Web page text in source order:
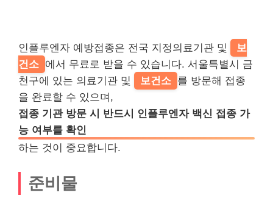
인플루엔자 예방접종은 전국 지정의료기관 및
보
건소 에서 무료로 받을 수 있습니다. 서울특별시 금
천구에 있는 의료기관 및
보건소 를 방문해 접종
을 완료할 수 있으며,
접종 기관 방문 시 반드시 인플루엔자 백신 접종 가
능 여부를 확인
하는 것이 중요합니다.
준비물